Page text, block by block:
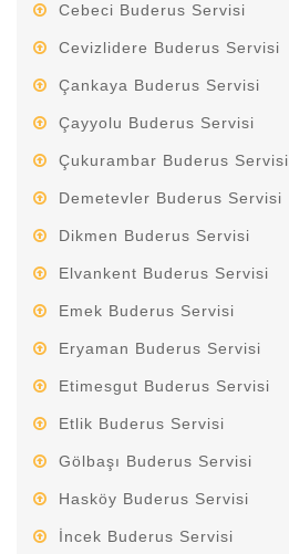
Cebeci Buderus Servisi
Cevizlidere Buderus Servisi
Çankaya Buderus Servisi
Çayyolu Buderus Servisi
Çukurambar Buderus Servisi
Demetevler Buderus Servisi
Dikmen Buderus Servisi
Elvankent Buderus Servisi
Emek Buderus Servisi
Eryaman Buderus Servisi
Etimesgut Buderus Servisi
Etlik Buderus Servisi
Gölbaşı Buderus Servisi
Hasköy Buderus Servisi
İncek Buderus Servisi